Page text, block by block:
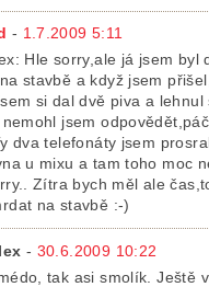
- 1.7.2009 5:11
Hle sorry,ale já jsem byl
stavbě a když jsem
si dal dvě piva a lehnul
jsem
dva telefonáty jsem
u mixu a tam toho moc
Zítra bych měl ale
na stavbě :-)
- 30.6.2009 10:22
tak asi smolík. Ještě